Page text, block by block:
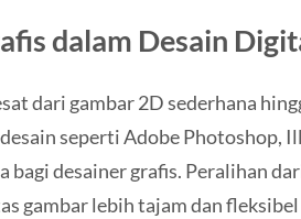
dalam Desain
dari gambar 2D sederhana
seperti Adobe Photoshop,
bagi desainer grafis. Peralihan
gambar lebih tajam dan